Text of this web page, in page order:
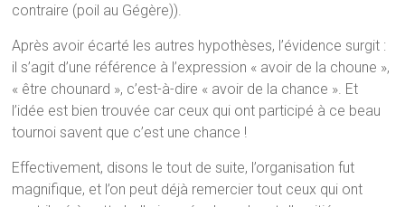
contraire (poil au Gégère)).
Après avoir écarté les autres hypothèses, l’évidence surgit :
il s’agit d’une référence à l’expression « avoir de la choune »,
« être chounard », c’est-à-dire « avoir de la chance ». Et
l’idée est bien trouvée car ceux qui ont participé à ce beau
tournoi savent que c’est une chance !
Effectivement, disons le tout de suite, l’organisation fut
magnifique, et l’on peut déjà remercier tout ceux qui ont